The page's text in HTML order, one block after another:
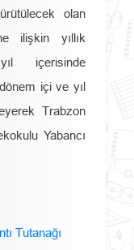
olan
ilişkin yıllık
içerisinde
içi ve yıl
Trabzon
Yabancı
Tutanağı